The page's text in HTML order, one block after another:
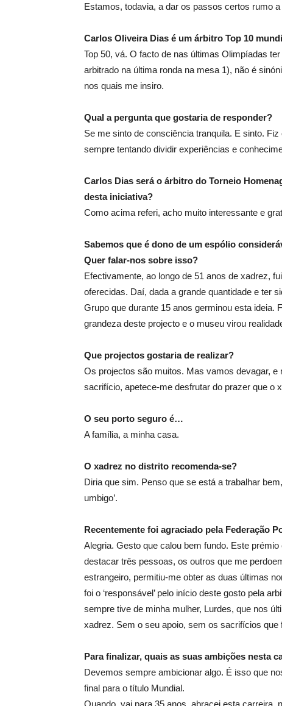
Estamos, todavia, a dar os passos certos rumo
Carlos Oliveira Dias é um árbitro Top 10
Top 50, vá. O facto de nas últimas Olimpíadas
arbitrado na última ronda na mesa 1), não é
nos quais me insiro.
Qual a pergunta que gostaria de responder?
Se me sinto de consciência tranquila. E sinto.
sempre tentando dividir experiências e
Carlos Dias será o árbitro do Torneio
desta iniciativa?
Como acima referi, acho muito interessante e
Sabemos que é dono de um espólio
Quer falar-nos sobre isso?
Efectivamente, ao longo de 51 anos de xadrez,
oferecidas. Daí, dada a grande quantidade e ter
Grupo que durante 15 anos germinou esta ideia.
grandeza deste projecto e o museu virou
Que projectos gostaria de realizar?
Os projectos são muitos. Mas vamos devagar, e
sacrifício, apetece-me desfrutar do prazer que o
O seu porto seguro é…
A família, a minha casa.
O xadrez no distrito recomenda-se?
Diria que sim. Penso que se está a trabalhar
umbigo’.
Recentemente foi agraciado pela Federação
Alegria. Gesto que calou bem fundo. Este
destacar três pessoas, os outros que me
estrangeiro, permitiu-me obter as duas últimas
foi o ‘responsável’ pelo início deste gosto pela
sempre tive de minha mulher, Lurdes, que nos
xadrez. Sem o seu apoio, sem os sacrifícios que
Para finalizar, quais as suas ambições nesta
Devemos sempre ambicionar algo. É isso que
final para o título Mundial.
Quando, vai para 35 anos, abracei esta carreira,